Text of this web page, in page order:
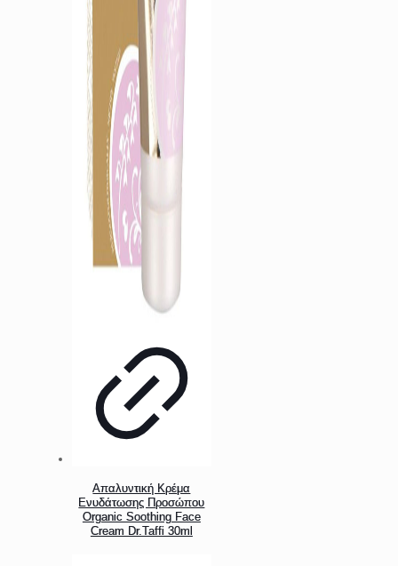
Απαλυντική Κρέμα
Ενυδάτωσης Προσώπου
Organic Soothing Face
Cream Dr.Taffi 30ml